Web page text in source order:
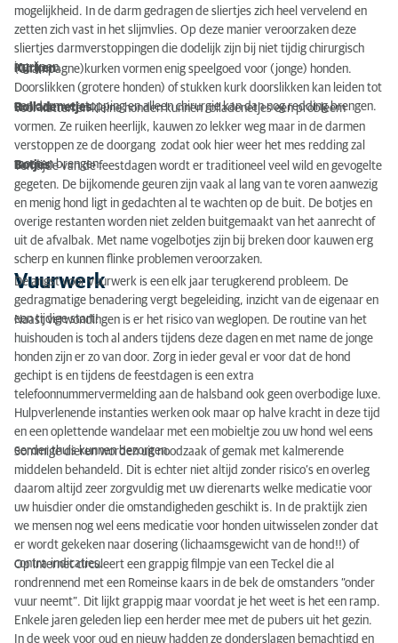
mogelijkheid. In de darm gedragen de sliertjes zich heel vervelend en
zetten zich vast in het slijmvlies. Op deze manier veroorzaken deze
sliertjes darmverstoppingen die dodelijk zijn bij niet tijdig chirurgisch
ingrijpen.
Kurken
(Champagne)kurken vormen enig speelgoed voor (jonge) honden.
Doorslikken (grotere honden) of stukken kurk doorslikken kan leiden tot
een darmverstopping en alleen chirurgie kan dan nog redding brengen.
Rolladenetjes
Voor katten en kleine honden kunnen rolladenetjes een probleem
vormen. Ze ruiken heerlijk, kauwen zo lekker weg maar in de darmen
verstoppen ze de doorgang zodat ook hier weer het mes redding zal
moeten brengen.
Botjes
Ten tijde van de feestdagen wordt er traditioneel veel wild en gevogelte
gegeten. De bijkomende geuren zijn vaak al lang van te voren aanwezig
en menig hond ligt in gedachten al te wachten op de buit. De botjes en
overige restanten worden niet zelden buitgemaakt van het aanrecht of
uit de afvalbak. Met name vogelbotjes zijn bij breken door kauwen erg
scherp en kunnen flinke problemen veroorzaken.
Vuurwerk
De angst voor vuurwerk is een elk jaar terugkerend probleem. De
gedragmatige benadering vergt begeleiding, inzicht van de eigenaar en
een tijdige start!
Naast verwondingen is er het risico van weglopen. De routine van het
huishouden is toch al anders tijdens deze dagen en met name de jonge
honden zijn er zo van door. Zorg in ieder geval er voor dat de hond
gechipt is en tijdens de feestdagen is een extra
telefoonnummervermelding aan de halsband ook geen overbodige luxe.
Hulpverlenende instanties werken ook maar op halve kracht in deze tijd
en een oplettende wandelaar met een mobieltje zou uw hond wel eens
eerder thuis kunnen bezorgen.
Sommige dieren worden uit noodzaak of gemak met kalmerende
middelen behandeld. Dit is echter niet altijd zonder risico’s en overleg
daarom altijd zeer zorgvuldig met uw dierenarts welke medicatie voor
uw huisdier onder die omstandigheden geschikt is. In de praktijk zien
we mensen nog wel eens medicatie voor honden uitwisselen zonder dat
er wordt gekeken naar dosering (lichaamsgewicht van de hond!!) of
contra-indicaties.
Op internet circuleert een grappig filmpje van een Teckel die al
rondrennend met een Romeinse kaars in de bek de omstanders “onder
vuur neemt”. Dit lijkt grappig maar voordat je het weet is het een ramp.
Enkele jaren geleden liep een herder mee met de pubers uit het gezin.
In de week voor oud en nieuw hadden ze donderslagen bemachtigd en